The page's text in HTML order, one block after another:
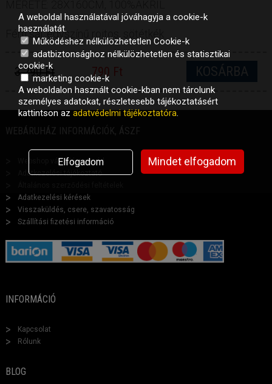
Férfi sál, egyszínű rojtos, sötétkék
3 290 Ft 790 Ft KOSÁRBA
WEBÁRUHÁZ INFORMÁCIÓK, ÁSZF
Webshop vásárlási segéd
Adatkezelési tájékoztató
Adatkezelési kérések
Visszaküldés, csere, szavatosság
Szállítási fizetési információ
INFORMÁCIÓ
Kapcsolat
Rólunk
BLOG
A weboldal használatával jóváhagyja a cookie-k
használatát.
Működéshez nélkülözhetetlen Cookie-k
adatbiztonsághoz nélkülözhetetlen és statisztikai
cookie-k
marketing cookie-k
A weboldalon használt cookie-kban nem tárolunk
személyes adatokat, részletesebb tájékoztatásért
kattintson azadatvédelmi tájékoztatóra.
Elfogadom Mindet elfogadom